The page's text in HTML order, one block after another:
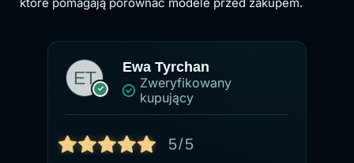
które pomagają porównać modele przed zakupem.
Ewa Tyrchan
Zweryfikowany
kupujący
5/5